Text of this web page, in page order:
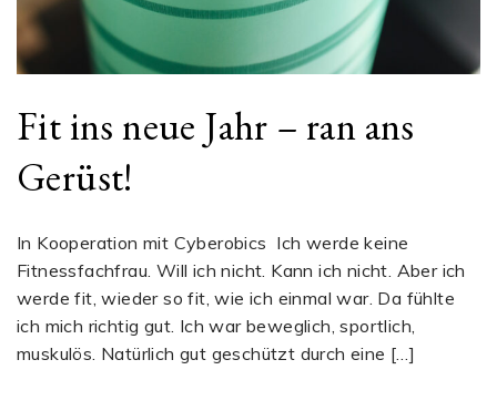
Fit ins neue Jahr – ran ans
Gerüst!
In Kooperation mit Cyberobics Ich werde keine
Fitnessfachfrau. Will ich nicht. Kann ich nicht. Aber ich
werde fit, wieder so fit, wie ich einmal war. Da fühlte
ich mich richtig gut. Ich war beweglich, sportlich,
muskulös. Natürlich gut geschützt durch eine […]